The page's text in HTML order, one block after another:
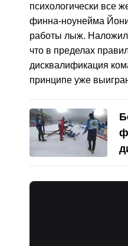
психологически все
финна-ноунейма Йони
работы лыж.
что в пределах
дисквалификация
принципе уже